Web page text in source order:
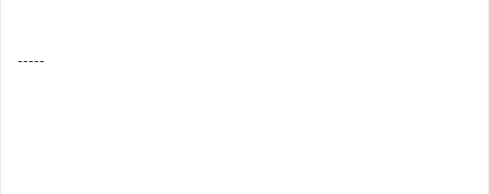
-----